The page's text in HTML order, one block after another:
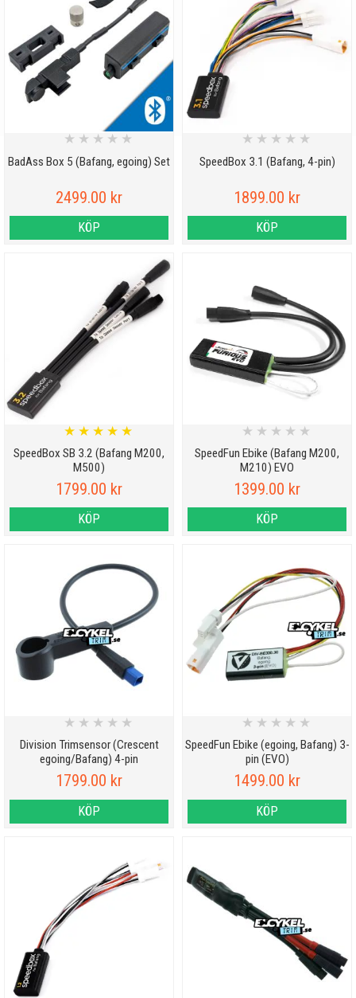
Här hittar du trim till motorerna M200, M300, M400, M420, M500 och
Bafangmotorer tillverkade före 2019 har normalt 3-pinkoppling på
pin (canbus).
BadAss Box 5 (Bafang, egoing) Set
★ ★ ★ ★ ★
2499.00 kr
KÖP
SpeedBox 3.1 (Bafang, 4-pin)
★ ★ ★ ★ ★
1899.00 kr
KÖP
SpeedBox SB 3.2 (Bafang M200,
M500)
★ ★ ★ ★ ★
1799.00 kr
KÖP
SpeedFun Ebike (Bafang M200,
M210) EVO
★ ★ ★ ★ ★
1399.00 kr
KÖP
Division Trimsensor (Crescent
egoing/Bafang) 4-pin
★ ★ ★ ★ ★
1799.00 kr
KÖP
SpeedFun Ebike (egoing, Bafang) 3-
pin (EVO)
★ ★ ★ ★ ★
1499.00 kr
KÖP